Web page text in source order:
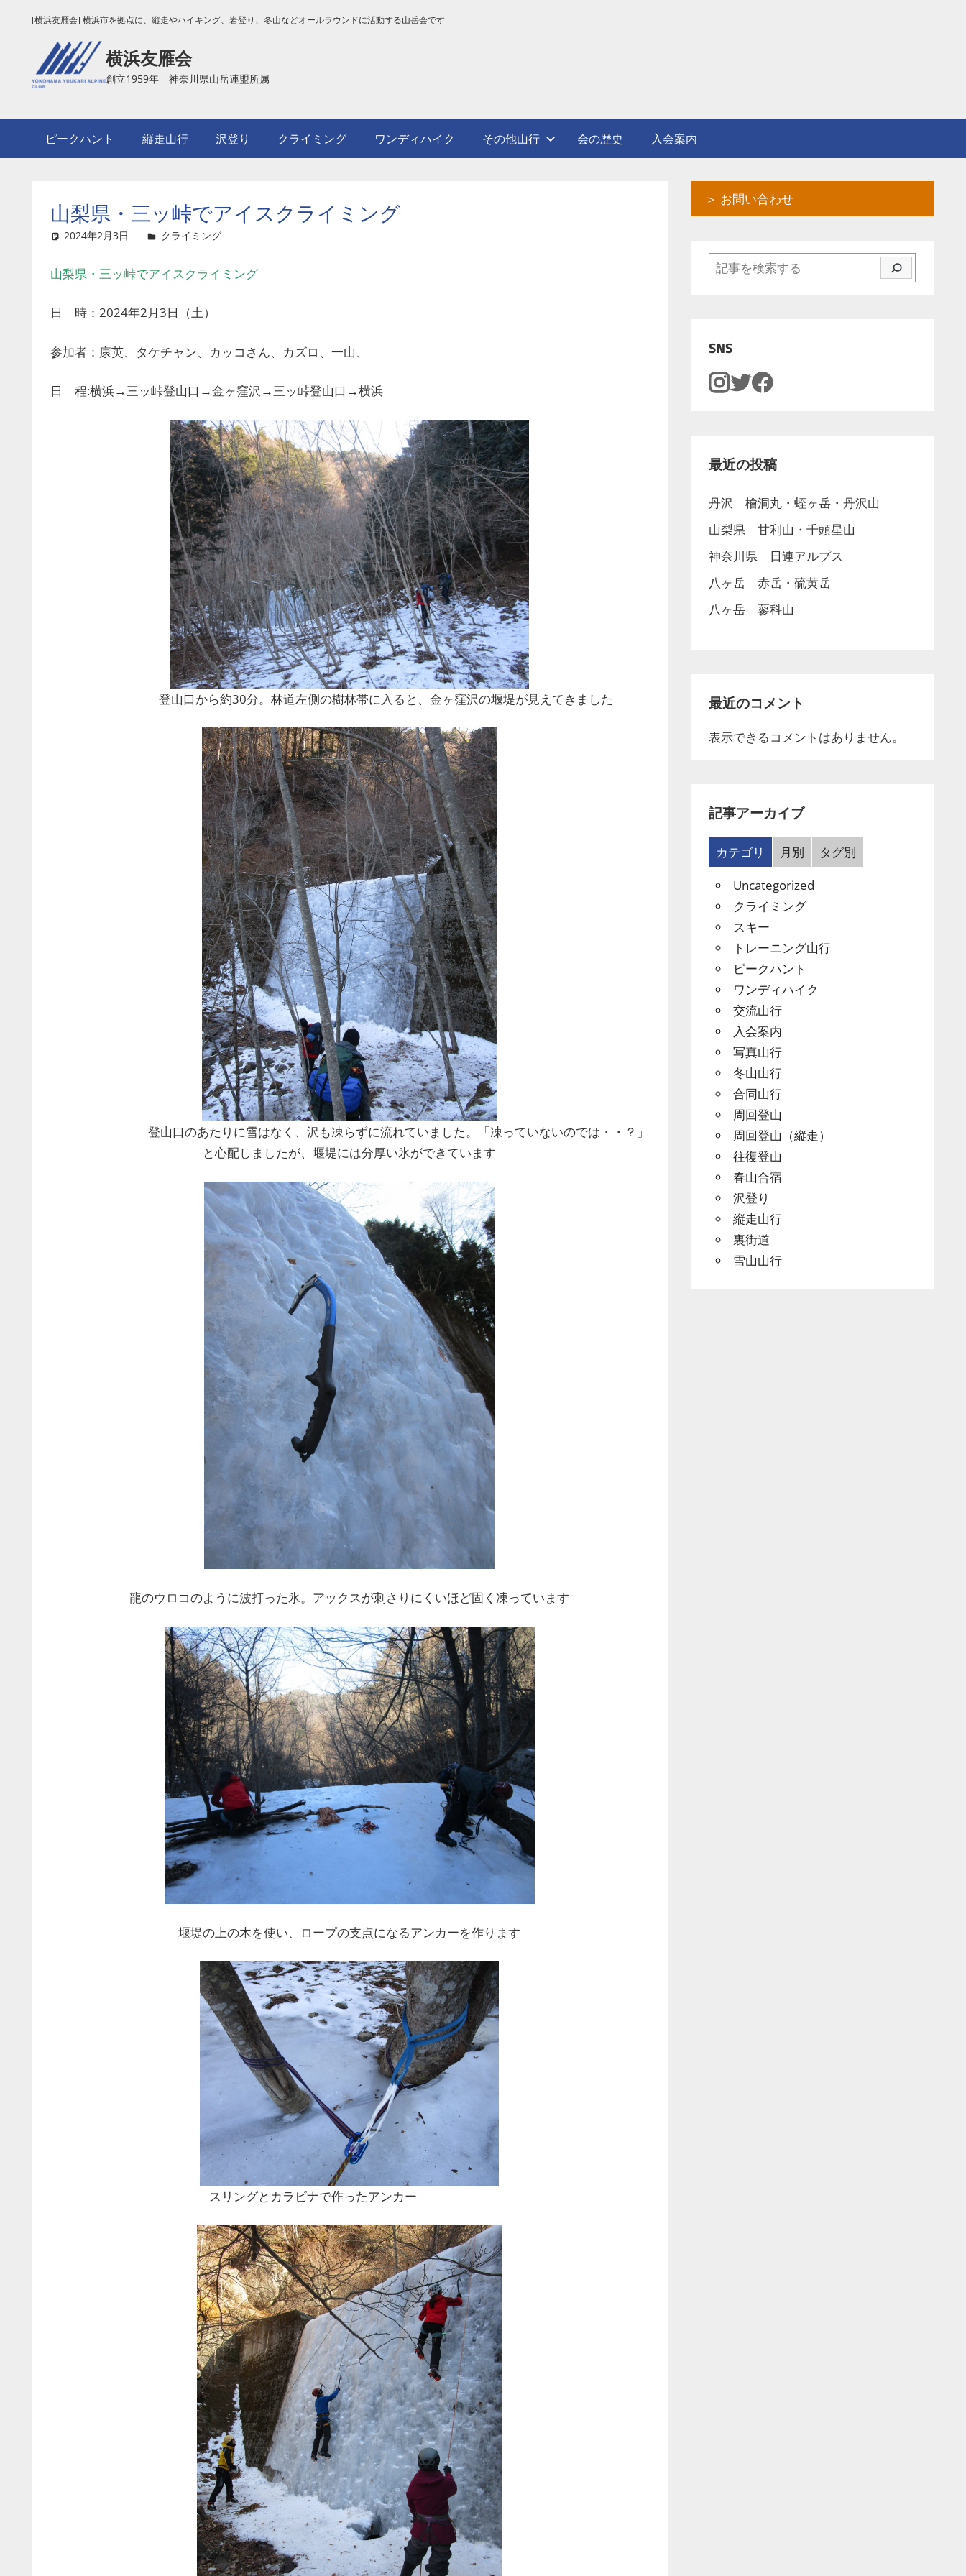
キ
[横浜友雁会] 横浜市を拠点に、縦走やハイキング、岩登り、冬山などオールラウンドに活動する山岳会です
横浜友雁会
創立1959年 神奈川県山岳連盟所属
ピークハント 縦走山行 沢登り クライミング ワンディハイク その他山行 会の歴史 入会案内
山梨県・三ッ峠でアイスクライミング
2024年2月3日 吉田
クライミング
山梨県・三ッ峠でアイスクライミング
日 時：2024年2月3日（土）
参加者：康英、タケチャン、カッコさん、カズロ、一山、
日 程:横浜→三ッ峠登山口→金ヶ窪沢→三ッ峠登山口→横浜
登山口から約30分。林道左側の樹林帯に入ると、金ヶ窪沢の堰堤が見えてきました
登山口のあたりに雪はなく、沢も凍らずに流れていました。「凍っていないのでは・・？」
と心配しましたが、堰堤には分厚い氷ができています
龍のウロコのように波打った氷。アックスが刺さりにくいほど固く凍っています
堰堤の上の木を使い、ロープの支点になるアンカーを作ります
スリングとカラビナで作ったアンカー
＞ お問い合わせ
検索
SNS
最近の投稿
丹沢 檜洞丸・蛭ヶ岳・丹沢山
山梨県 甘利山・千頭星山
神奈川県 日連アルプス
八ヶ岳 赤岳・硫黄岳
八ヶ岳 蓼科山
最近のコメント
表示できるコメントはありません。
記事アーカイブ
カテゴリ 月別
タグ別
Uncategorized
クライミング
スキー
トレーニング山行
ピークハント
ワンディハイク
交流山行
入会案内
写真山行
冬山山行
合同山行
周回登山
周回登山（縦走）
往復登山
春山合宿
沢登り
縦走山行
裏街道
雪山山行